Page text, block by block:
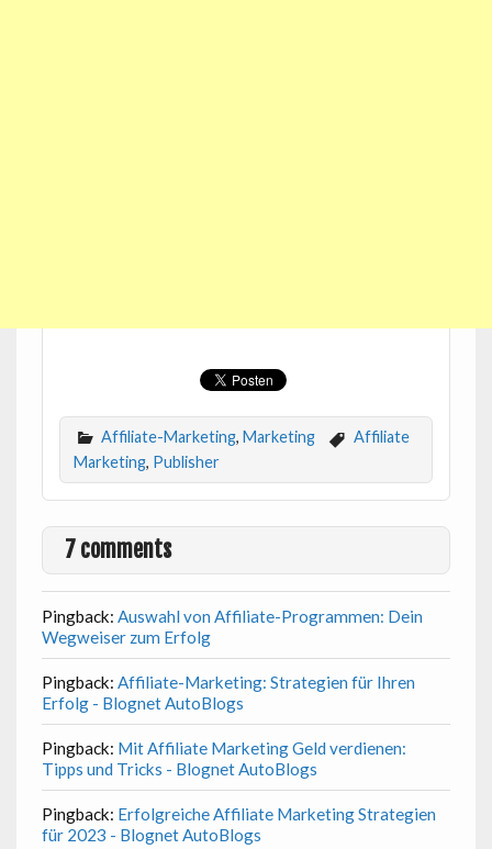
Affiliate-Marketing, Marketing
Affiliate
Marketing, Publisher
7 comments
Pingback: Auswahl von Affiliate-Programmen: Dein
Wegweiser zum Erfolg
Pingback: Affiliate-Marketing: Strategien für Ihren
Erfolg - Blognet AutoBlogs
Pingback: Mit Affiliate Marketing Geld verdienen:
Tipps und Tricks - Blognet AutoBlogs
Pingback: Erfolgreiche Affiliate Marketing Strategien
für 2023 - Blognet AutoBlogs